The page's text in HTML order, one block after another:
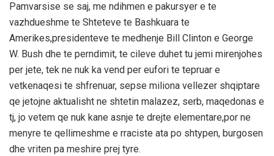
Pamvarsise se saj, me ndihmen e pakursyer e te
vazhdueshme te Shteteve te Bashkuara te
Amerikes,presidenteve te medhenje Bill Clinton e George
W. Bush dhe te perndimit, te cileve duhet tu jemi mirenjohes
per jete, tek ne nuk ka vend per eufori te tepruar e
vetkenaqesi te shfrenuar, sepse miliona vellezer shqiptare
qe jetojne aktualisht ne shtetin malazez, serb, maqedonas e
tj, jo vetem qe nuk kane asnje te drejte elementare,por ne
menyre te qellimeshme e rraciste ata po shtypen, burgosen
dhe vriten pa meshire prej tyre.